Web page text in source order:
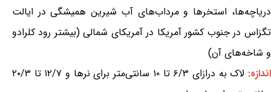
دریاچه‌ها، استخرها و مرداب‌های آب شیرین همیشگی در ایالت
تگزاس در جنوب کشور آمریکا در آمریکای شمالی (بیشتر رود کلرادو
و شاخه‌های آن)
اندازه:
لاک به درازای ۶/۳ تا ۱۰ سانتی‌متر برای نرها و ۱۲/۷ تا ۲۰/۳